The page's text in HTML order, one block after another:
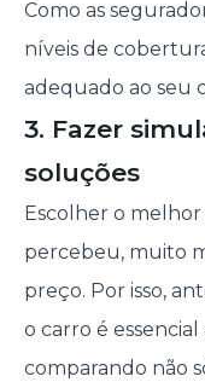
Como as
níveis de
adequado ao seu
3. Fazer
soluções
Escolher o
percebeu, muito
preço. Por isso,
o carro é essencial
comparando não